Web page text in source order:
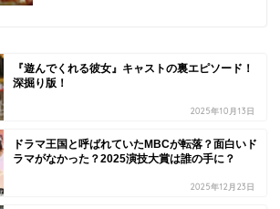
『遊んでくれる彼女』キャストの裏エピソード！
深掘り版！
2025年10月13日
ドラマ王国と呼ばれていたMBCが転落？面白いド
ラマがなかった？2025演技大賞は誰の手に？
2025年12月23日